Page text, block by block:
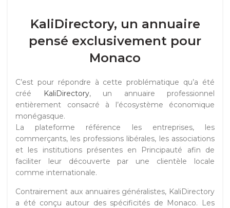
KaliDirectory, un annuaire
pensé exclusivement pour
Monaco
C’est pour répondre à cette problématique qu’a été
créé
KaliDirectory, un annuaire professionnel
entièrement consacré à l’écosystème économique
monégasque.
La plateforme référence les entreprises, les
commerçants, les professions libérales, les associations
et les institutions présentes en Principauté afin de
faciliter leur découverte par une clientèle locale
comme internationale.
Contrairement aux annuaires généralistes, KaliDirectory
a été conçu autour des spécificités de Monaco. Les